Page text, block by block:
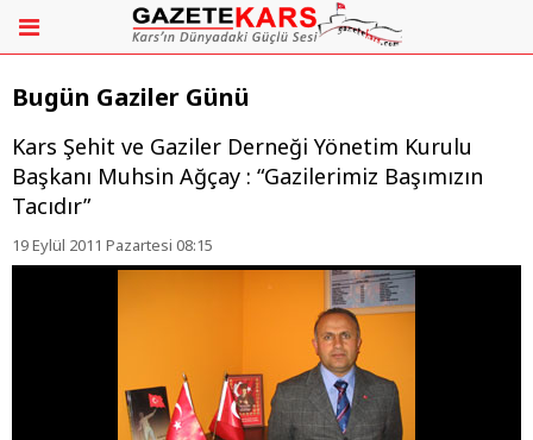
Bugün Gaziler Günü
Kars Şehit ve Gaziler Derneği Yönetim Kurulu
Başkanı Muhsin Ağçay : “Gazilerimiz Başımızın
Tacıdır”
19 Eylül 2011 Pazartesi 08:15